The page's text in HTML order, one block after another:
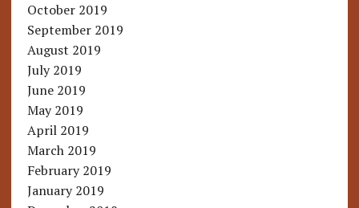
October 2019
September 2019
August 2019
July 2019
June 2019
May 2019
April 2019
March 2019
February 2019
January 2019